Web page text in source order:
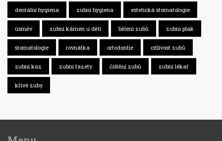
dentální hygiena zubní hygiena estetická stomatologie
úsměv zubní kámen u dětí bělení zubů zubní plak
stomatologie rovnátka ortodontie citlivost zubů
zubní kaz zubní fazety čištění zubů zubní lékař
křivé zuby